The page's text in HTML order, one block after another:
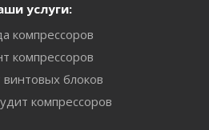
услуги:
компрессоров
компрессоров
блоков
компрессоров